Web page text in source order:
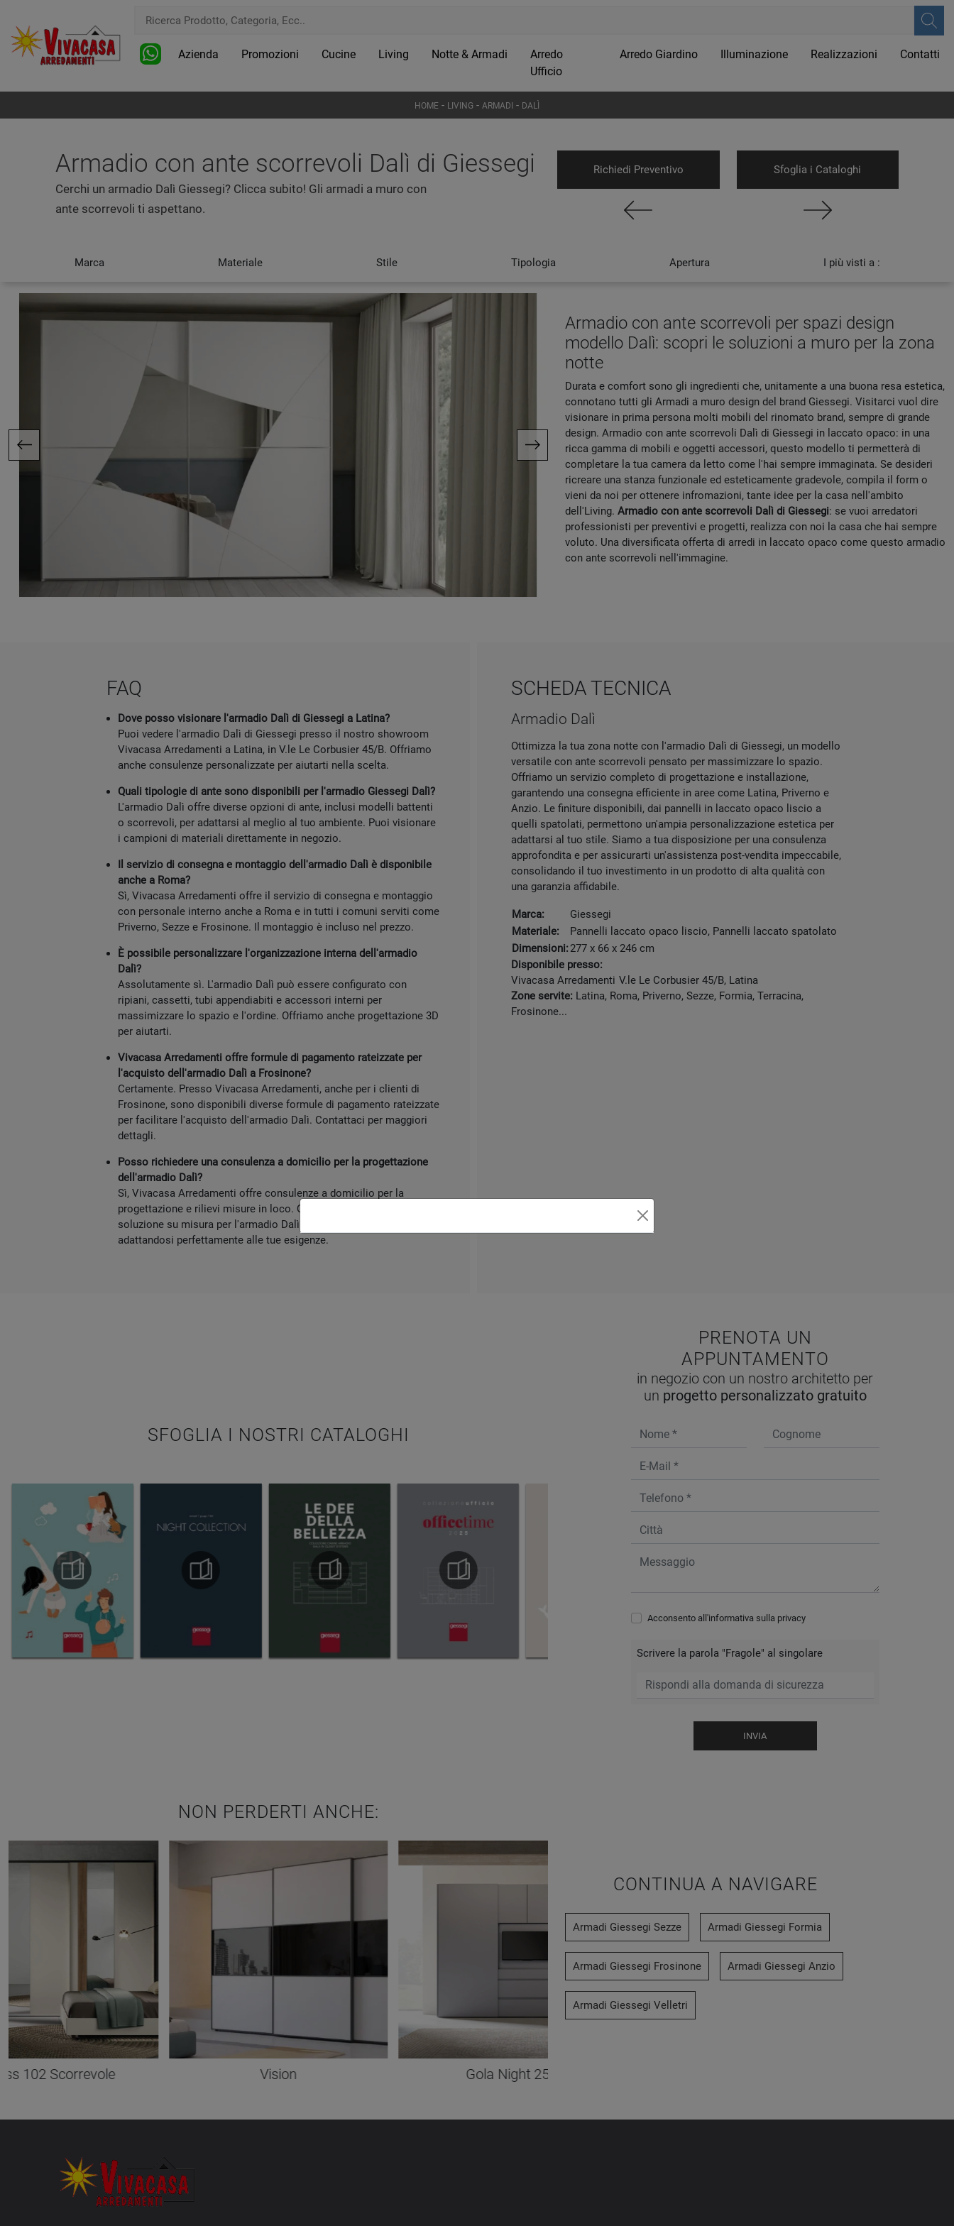
Azienda Promozioni Cucine Living Notte & Armadi
Arredo
Ufficio
Arredo Giardino Illuminazione Realizzazioni Contatti
HOME - LIVING - ARMADI - DALÌ
Armadio con ante scorrevoli Dalì di Giessegi
Cerchi un armadio Dalì Giessegi? Clicca subito! Gli armadi a muro con
ante scorrevoli ti aspettano.
Richiedi Preventivo Sfoglia i Cataloghi
Marca Materiale Stile Tipologia Apertura I più visti a :
Armadio con ante scorrevoli per spazi design
modello Dalì: scopri le soluzioni a muro per la zona
notte
Durata e comfort sono gli ingredienti che, unitamente a una buona resa estetica,
connotano tutti gli Armadi a muro design del brand Giessegi. Visitarci vuol dire
visionare in prima persona molti mobili del rinomato brand, sempre di grande
design. Armadio con ante scorrevoli Dalì di Giessegi in laccato opaco: in una
ricca gamma di mobili e oggetti accessori, questo modello ti permetterà di
completare la tua camera da letto come l'hai sempre immaginata. Se desideri
ricreare una stanza funzionale ed esteticamente gradevole, compila il form o
vieni da noi per ottenere infromazioni, tante idee per la casa nell'ambito
dell'Living. Armadio con ante scorrevoli Dalì di Giessegi: se vuoi arredatori
professionisti per preventivi e progetti, realizza con noi la casa che hai sempre
voluto. Una diversificata offerta di arredi in laccato opaco come questo armadio
con ante scorrevoli nell'immagine.
FAQ
Dove posso visionare l'armadio Dalì di Giessegi a Latina?
Puoi vedere l'armadio Dalì di Giessegi presso il nostro showroom
Vivacasa Arredamenti a Latina, in V.le Le Corbusier 45/B. Offriamo
anche consulenze personalizzate per aiutarti nella scelta.
Quali tipologie di ante sono disponibili per l'armadio Giessegi Dalì?
L'armadio Dalì offre diverse opzioni di ante, inclusi modelli battenti
o scorrevoli, per adattarsi al meglio al tuo ambiente. Puoi visionare
i campioni di materiali direttamente in negozio.
Il servizio di consegna e montaggio dell'armadio Dalì è disponibile
anche a Roma?
Sì, Vivacasa Arredamenti offre il servizio di consegna e montaggio
con personale interno anche a Roma e in tutti i comuni serviti come
Priverno, Sezze e Frosinone. Il montaggio è incluso nel prezzo.
È possibile personalizzare l'organizzazione interna dell'armadio
Dalì?
Assolutamente sì. L'armadio Dalì può essere configurato con
ripiani, cassetti, tubi appendiabiti e accessori interni per
massimizzare lo spazio e l'ordine. Offriamo anche progettazione 3D
per aiutarti.
Vivacasa Arredamenti offre formule di pagamento rateizzate per
l'acquisto dell'armadio Dalì a Frosinone?
Certamente. Presso Vivacasa Arredamenti, anche per i clienti di
Frosinone, sono disponibili diverse formule di pagamento rateizzate
per facilitare l'acquisto dell'armadio Dalì. Contattaci per maggiori
dettagli.
Posso richiedere una consulenza a domicilio per la progettazione
dell'armadio Dalì?
Sì, Vivacasa Arredamenti offre consulenze a domicilio per la
progettazione e rilievi misure in loco. Questo garantisce una
soluzione su misura per l'armadio Dalì e il tuo ambiente,
adattandosi perfettamente alle tue esigenze.
SCHEDA TECNICA
Armadio Dalì
Ottimizza la tua zona notte con l'armadio Dalì di Giessegi, un modello
versatile con ante scorrevoli pensato per massimizzare lo spazio.
Offriamo un servizio completo di progettazione e installazione,
garantendo una consegna efficiente in aree come Latina, Priverno e
Anzio. Le finiture disponibili, dai pannelli in laccato opaco liscio a
quelli spatolati, permettono un'ampia personalizzazione estetica per
adattarsi al tuo stile. Siamo a tua disposizione per una consulenza
approfondita e per assicurarti un'assistenza post-vendita impeccabile,
consolidando il tuo investimento in un prodotto di alta qualità con
una garanzia affidabile.
Marca:
Giessegi
Materiale:
Pannelli laccato opaco liscio, Pannelli laccato spatolato
Dimensioni:277 x 66 x 246 cm
Disponibile presso:
Vivacasa Arredamenti V.le Le Corbusier 45/B, Latina
Zone servite: Latina, Roma, Priverno, Sezze, Formia, Terracina,
Frosinone...
SFOGLIA I NOSTRI CATALOGHI
PRENOTA UN
APPUNTAMENTO
in negozio con un nostro architetto per
un progetto personalizzato gratuito
Acconsento all'informativa sulla privacy
Scrivere la parola "Fragole" al singolare
INVIA
NON PERDERTI ANCHE:
102 Scorrevole Vision Gola Night 25
CONTINUA A NAVIGARE
Armadi Giessegi Sezze Armadi Giessegi Formia
Armadi Giessegi Frosinone Armadi Giessegi Anzio
Armadi Giessegi Velletri